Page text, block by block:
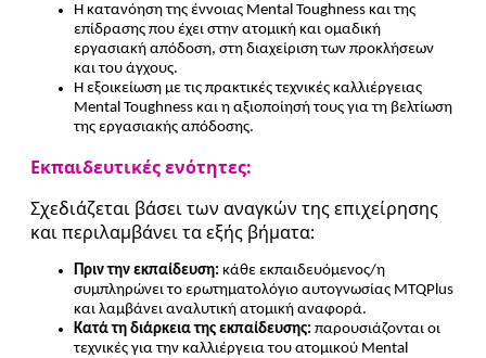
Η κατανόηση της έννοιας Mental Toughness και της
επίδρασης που έχει στην ατομική και ομαδική
εργασιακή απόδοση, στη διαχείριση των προκλήσεων
και του άγχους.
Η εξοικείωση με τις πρακτικές τεχνικές καλλιέργειας
Mental Toughness και η αξιοποίησή τους για τη βελτίωση
της εργασιακής απόδοσης.
Εκπαιδευτικές ενότητες:
Σχεδιάζεται βάσει των αναγκών της επιχείρησης
και περιλαμβάνει τα εξής βήματα:
Πριν την εκπαίδευση: κάθε εκπαιδευόμενος/η
συμπληρώνει το ερωτηματολόγιο αυτογνωσίας MTQPlus
και λαμβάνει αναλυτική ατομική αναφορά.
Κατά τη διάρκεια της εκπαίδευσης: παρουσιάζονται οι
τεχνικές για την καλλιέργεια του ατομικού Mental